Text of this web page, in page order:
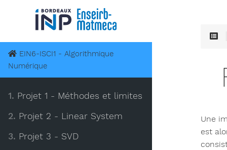
EIN6-ISCI1 - Algorithmique
Numérique
1. Projet 1 - Méthodes et limites
2. Projet 2 - Linear System
3. Projet 3 - SVD
Une
est